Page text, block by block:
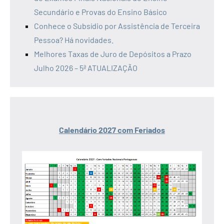
Secundário e Provas do Ensino Básico
Conhece o Subsídio por Assistência de Terceira
Pessoa? Há novidades.
Melhores Taxas de Juro de Depósitos a Prazo
Julho 2026 – 5ª ATUALIZAÇÃO
Calendário 2027 com Feriados